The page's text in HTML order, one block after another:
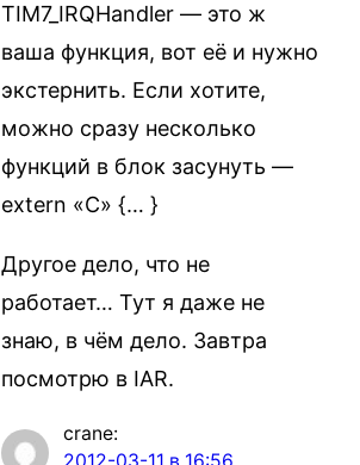
TIM7_IRQHandler — это ж
ваша функция, вот её и нужно
экстернить. Если хотите,
можно сразу несколько
функций в блок засунуть —
extern «C» {… }
Другое дело, что не
работает… Тут я даже не
знаю, в чём дело. Завтра
посмотрю в IAR.
crane: